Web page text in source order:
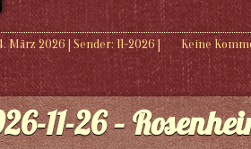
März 2026 | Sender: 11-2026| Keine
11-26 –